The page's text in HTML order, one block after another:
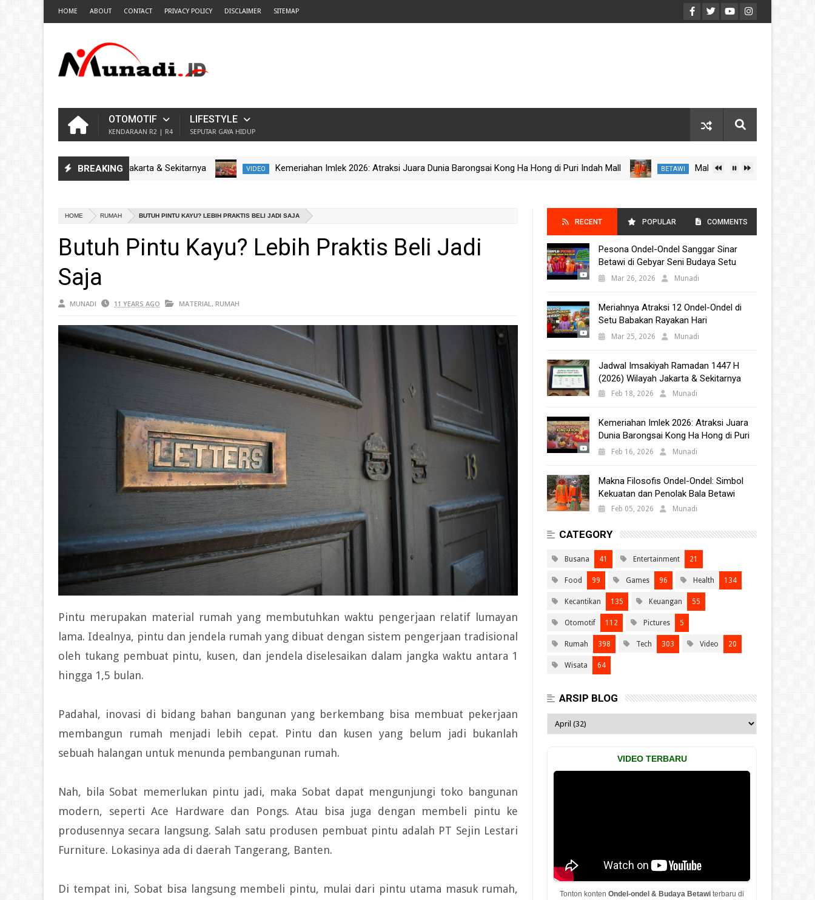
HOME ABOUT CONTACT PRIVACY POLICY DISCLAIMER SITEMAP
OTOMOTIF
KENDARAAN R2 | R4
LIFESTYLE
SEPUTAR GAYA HIDUP
BREAKING
1447 H (2026) Wilayah Jakarta & Sekitarnya VIDEO Kemeriahan Imlek 2026: Atraksi Juara Dunia Barongsai Kong Ha Hong di Puri Indah Mall BETAWI Makna Filosofis Ondel-Ondel:
HOME RUMAH BUTUH PINTU KAYU? LEBIH PRAKTIS BELI JADI SAJA
Butuh Pintu Kayu? Lebih Praktis Beli Jadi
Saja
MUNADI 11 YEARS AGO MATERIAL, RUMAH
Pintu merupakan material rumah yang membutuhkan waktu pengerjaan relatif lumayan
lama. Idealnya, pintu dan jendela rumah yang dibuat dengan sistem pengerjaan tradisional
oleh tukang pembuat pintu, kusen, dan jendela diselesaikan dalam jangka waktu antara 1
hingga 1,5 bulan.
Padahal, inovasi di bidang bahan bangunan yang berkembang bisa membuat pekerjaan
membangun rumah menjadi lebih cepat. Pintu dan kusen yang belum jadi bukanlah
sebuah halangan untuk menunda pembangunan rumah.
Nah, bila Sobat memerlukan pintu jadi, maka Sobat dapat mengunjungi toko bangunan
modern, seperti Ace Hardware dan Pongs. Atau bisa juga dengan membeli pintu ke
produsennya secara langsung. Salah satu produsen pembuat pintu adalah PT Sejin Lestari
Furniture. Lokasinya ada di daerah Tangerang, Banten.
Di tempat ini, Sobat bisa langsung membeli pintu, mulai dari pintu utama masuk rumah,
RECENT POPULAR
POSTS
COMMENTS
Pesona Ondel-Ondel Sanggar Sinar
Betawi di Gebyar Seni Budaya Setu
Babakan 2025
Mar 26, 2026 Munadi
Meriahnya Atraksi 12 Ondel-Ondel di
Setu Babakan Rayakan Hari
Kebudayaan Nasional 2025
Mar 25, 2026 Munadi
Jadwal Imsakiyah Ramadan 1447 H
(2026) Wilayah Jakarta & Sekitarnya
Feb 18, 2026 Munadi
Kemeriahan Imlek 2026: Atraksi Juara
Dunia Barongsai Kong Ha Hong di Puri
Indah Mall
Feb 16, 2026 Munadi
Makna Filosofis Ondel-Ondel: Simbol
Kekuatan dan Penolak Bala Betawi
Feb 05, 2026 Munadi
CATEGORY
Busana 41 Entertainment 21
Food 99 Games 96 Health 134
Kecantikan 135 Keuangan 55
Otomotif 112 Pictures 5
Rumah 398 Tech 303 Video 20
Wisata 64
ARSIP BLOG
VIDEO TERBARU
Tonton kontenOndel-ondel & Budaya Betawi terbaru di